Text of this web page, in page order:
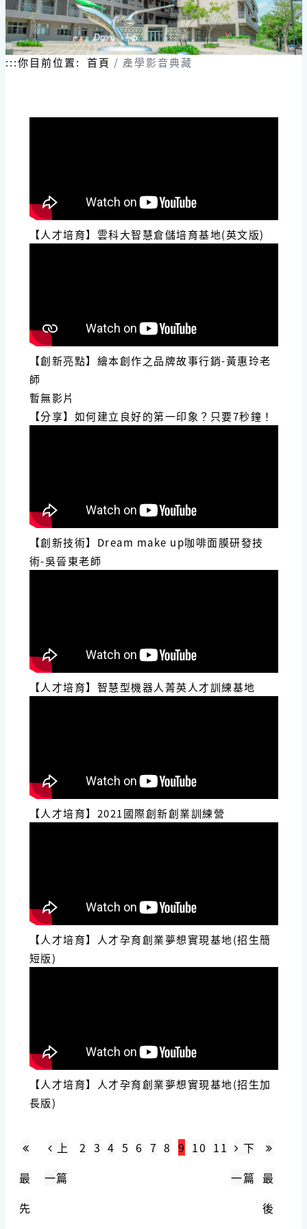
跳
到
主
要
內:::你目前位置: 首頁 產學影音典藏
【人才培育】雲科大智慧倉儲培育基地(英文版)
【創新亮點】繪本創作之品牌故事行銷-黃惠玲老
師
暫無影片
【分享】如何建立良好的第一印象？只要7秒鐘！
【創新技術】Dream make up咖啡面膜研發技
術-吳晉東老師
【人才培育】智慧型機器人菁英人才訓練基地
【人才培育】2021國際創新創業訓練營
【人才培育】人才孕育創業夢想實現基地(招生簡
短版)
【人才培育】人才孕育創業夢想實現基地(招生加
長版)
最
先
上
一篇
2 3 4 5 6 7 8 9 10 11
下
一篇 最
後